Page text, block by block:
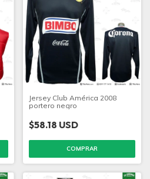
Jersey Club América 2008
portero negro
$58.18 USD
COMPRAR